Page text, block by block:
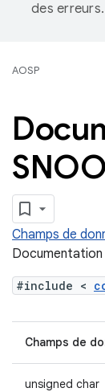
des erreurs.
AOSP
Champs de
Documentation
#include <
Champs de
unsigned char